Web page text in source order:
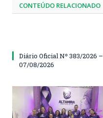
CONTEÚDO RELACIONADO
Diário Oficial Nº 383/2026 –
07/08/2026